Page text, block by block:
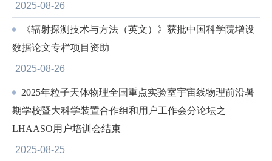
2025-08-26
《辐射探测技术与方法（英文）》获批中国科学院增设
数据论文专栏项目资助
2025-08-26
2025年粒子天体物理全国重点实验室宇宙线物理前沿暑
期学校暨大科学装置合作组和用户工作会分论坛之
LHAASO用户培训会结束
2025-08-25